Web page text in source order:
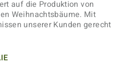
auf die Produktion von
Weihnachtsbäume. Mit
unserer Kunden gerecht